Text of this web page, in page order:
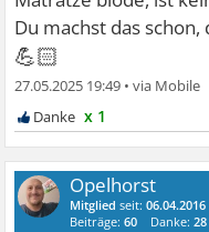
Du machst das
💪🏻
27.05.2025 19:49 •
x 1
Opelhorst
Mitglied seit:06.04.2016
Beiträge:60 Danke:28